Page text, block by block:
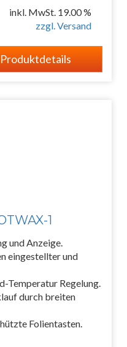
inkl. MwSt. 19.00 %
zzgl. Versand
Produktdetails
1
und Anzeige.
eingestellter und
Temperatur Regelung.
durch breiten
Folientasten.